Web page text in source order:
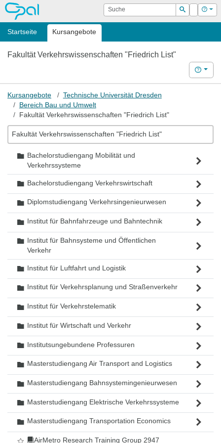
OPAL Suche
Suchen
Login Hilfe
Startseite Kursangebote
Fakultät Verkehrswissenschaften "Friedrich List"
Hilfe
Kursangebote
Technische Universität Dresden
Bereich Bau und Umwelt
Fakultät Verkehrswissenschaften "Friedrich List"
Fakultät Verkehrswissenschaften "Friedrich List"
Ordner
Bachelorstudiengang Mobilität und
Verkehrssysteme
Ordner
Bachelorstudiengang Verkehrswirtschaft
Ordner
Diplomstudiengang Verkehrsingenieurwesen
Ordner
Institut für Bahnfahrzeuge und Bahntechnik
Ordner
Institut für Bahnsysteme und Öffentlichen
Verkehr
Ordner
Institut für Luftfahrt und Logistik
Ordner
Institut für Verkehrsplanung und Straßenverkehr
Ordner
Institut für Verkehrstelematik
Ordner
Institut für Wirtschaft und Verkehr
Ordner
Institutsungebundene Professuren
Ordner
Masterstudiengang Air Transport and Logistics
Ordner
Masterstudiengang Bahnsystemingenieurwesen
Ordner
Masterstudiengang Elektrische Verkehrssysteme
Ordner
Masterstudiengang Transportation Economics
Als Favorit markieren
AirMetro Research Training Group 2947